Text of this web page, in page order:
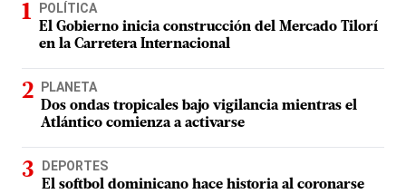
POLÍTICA
El Gobierno inicia construcción del Mercado Tilorí
en la Carretera Internacional
PLANETA
Dos ondas tropicales bajo vigilancia mientras el
Atlántico comienza a activarse
DEPORTES
El softbol dominicano hace historia al coronarse